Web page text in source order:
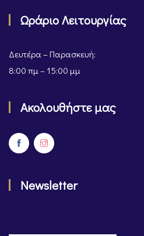
Ωράριο Λειτουργίας
Δευτέρα – Παρασκευή:
8:00 πμ – 15:00 μμ
Ακολουθήστε μας
Newsletter